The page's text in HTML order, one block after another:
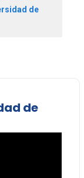
de
de